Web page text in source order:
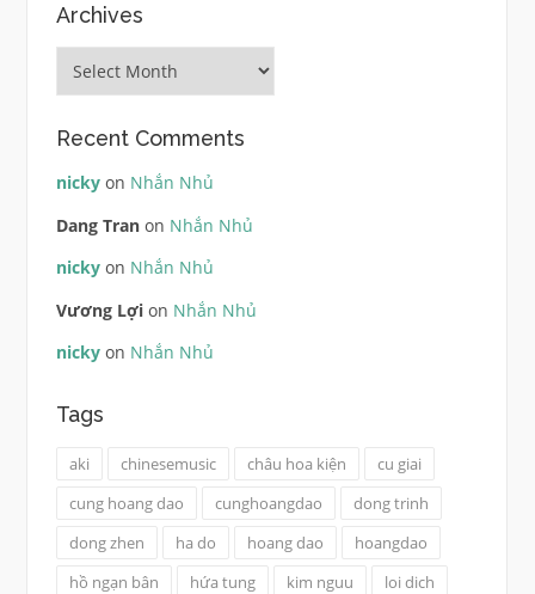
Archives
Recent Comments
nickyon Nhắn Nhủ
Dang Tranon Nhắn Nhủ
nickyon Nhắn Nhủ
Vương Lợion Nhắn Nhủ
nickyon Nhắn Nhủ
Tags
aki chinesemusic châu hoa kiện
cu giai
cung hoang dao
cunghoangdao
dong trinh
dong zhen
ha do hoang dao
hoangdao
hồ ngạn bân
hứa tung kim nguu
loi dich